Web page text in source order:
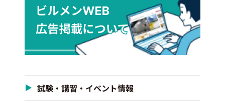
試験・講習・イベント情報